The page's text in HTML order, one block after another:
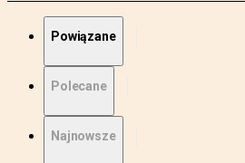
Powiązane
Polecane
Najnowsze